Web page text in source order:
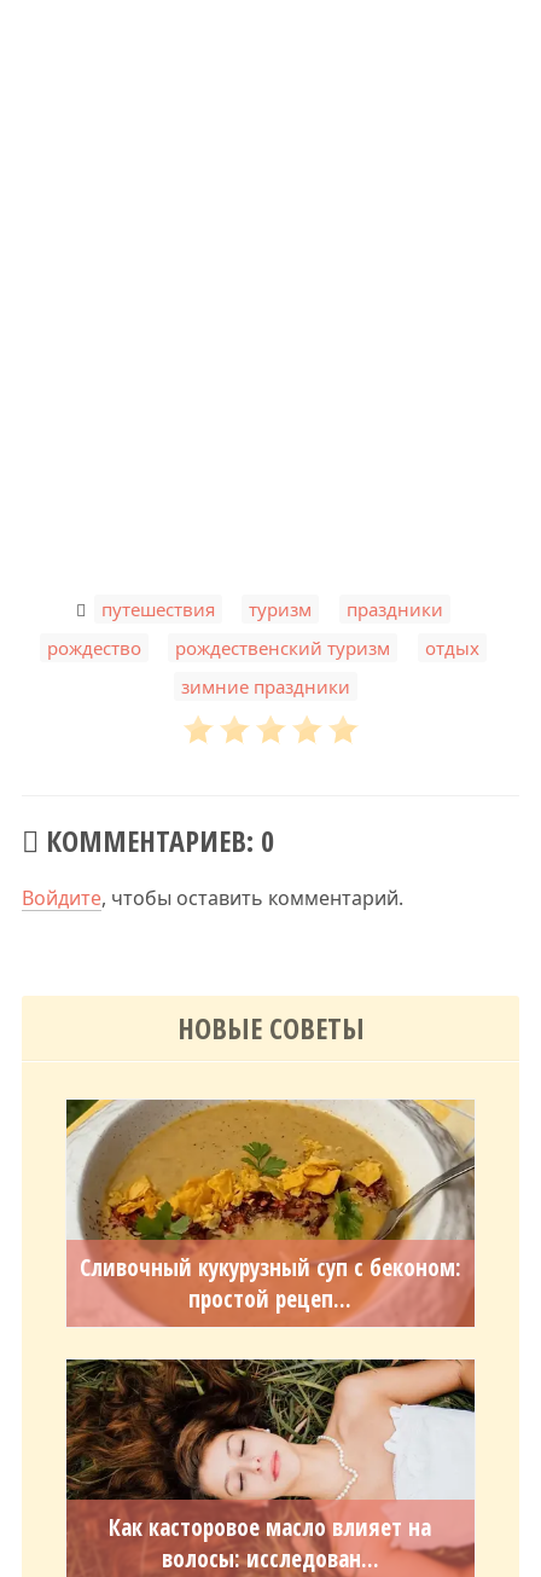
путешествия туризм праздники
рождество рождественский туризм отдых
зимние праздники
КОММЕНТАРИЕВ: 0
Войдите, чтобы оставить комментарий.
НОВЫЕ СОВЕТЫ
Сливочный кукурузный суп с беконом:
простой рецеп...
Как касторовое масло влияет на
волосы: исследован...